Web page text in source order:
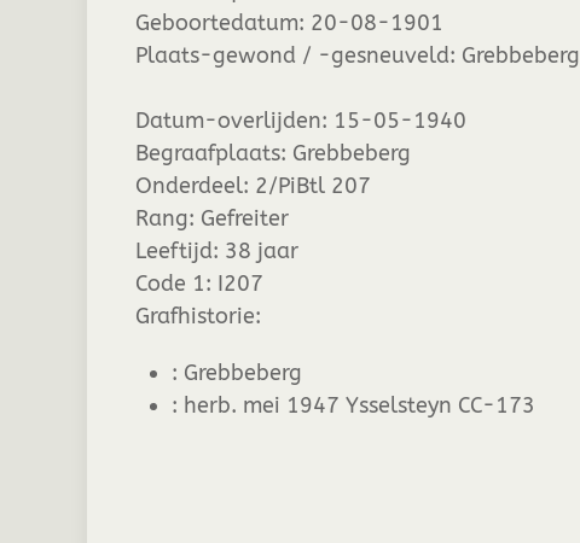
Geboortedatum: 20-08-1901
Plaats-gewond / -gesneuveld: Grebbeberg
Datum-overlijden: 15-05-1940
Begraafplaats: Grebbeberg
Onderdeel: 2/PiBtl 207
Rang: Gefreiter
Leeftijd: 38 jaar
Code 1: I207
Grafhistorie:
: Grebbeberg
: herb. mei 1947 Ysselsteyn CC-173